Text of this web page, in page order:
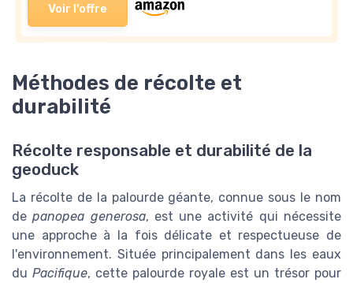
Voir l'offre
Méthodes de récolte et
durabilité
Récolte responsable et durabilité de la
geoduck
La récolte de la palourde géante, connue sous le nom
depanopea generosa, est une activité qui nécessite
une approche à la fois délicate et respectueuse de
l'environnement. Située principalement dans les eaux
du Pacifique, cette palourde royale est un trésor pour